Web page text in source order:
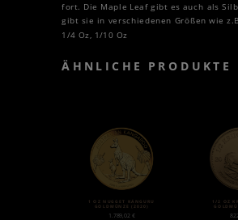
fort. Die Maple Leaf gibt es auch als
gibt sie in verschiedenen Größen wie
1/4 Oz, 1/10 Oz
ÄHNLICHE PRODUKTE
1 OZ NUGGET KÄNGURU
GOLDMÜNZE (2020)
1.789,02 €
1/2 OZ